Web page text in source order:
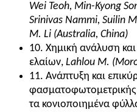
Wei Teoh, Min-Kyong
Srinivas Nammi, Suilin
M. Li (Australia, China)
10. Χημική ανάλυση και
ελαίων, Lahlou M.
11. Ανάπτυξη και
τα κονιοποιημένα